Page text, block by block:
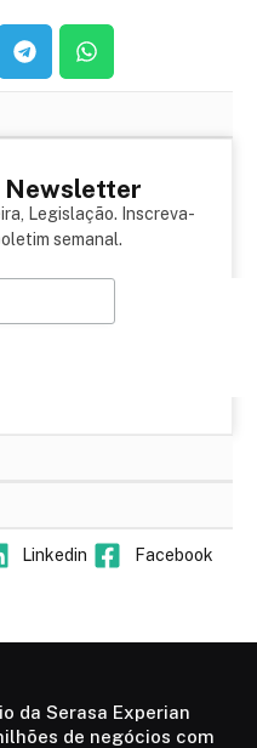
Newsletter
Legislação. Inscreva-
semanal.
Linkedin Facebook
da Serasa Experian
de negócios com